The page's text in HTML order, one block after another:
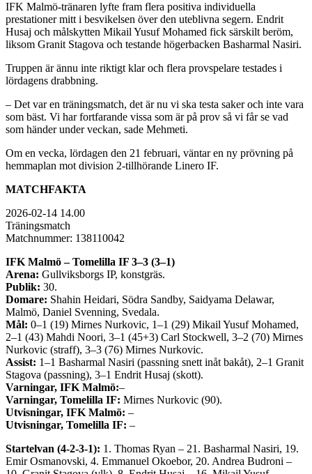
IFK Malmö-tränaren lyfte fram flera positiva individuella
prestationer mitt i besvikelsen över den uteblivna segern. Endrit
Husaj och målskytten Mikail Yusuf Mohamed fick särskilt beröm,
liksom Granit Stagova och testande högerbacken Basharmal Nasiri.
Truppen är ännu inte riktigt klar och flera provspelare testades i
lördagens drabbning.
– Det var en träningsmatch, det är nu vi ska testa saker och inte vara
som bäst. Vi har fortfarande vissa som är på prov så vi får se vad
som händer under veckan, sade Mehmeti.
Om en vecka, lördagen den 21 februari, väntar en ny prövning på
hemmaplan mot division 2-tillhörande Linero IF.
MATCHFAKTA
2026-02-14 14.00
Träningsmatch
Matchnummer: 138110042
IFK Malmö– Tomelilla IF 3–3 (3–1)
Arena: Gullviksborgs IP, konstgräs.
Publik: 30.
Domare: Shahin Heidari, Södra Sandby, Saidyama Delawar,
Malmö, Daniel Svenning, Svedala.
Mål: 0–1 (19) Mirnes Nurkovic, 1–1 (29) Mikail Yusuf Mohamed,
2–1 (43) Mahdi Noori, 3–1 (45+3) Carl Stockwell, 3–2 (70) Mirnes
Nurkovic (straff), 3–3 (76) Mirnes Nurkovic.
Assist: 1–1 Basharmal Nasiri (passning snett inåt bakåt), 2–1 Granit
Stagova (passning), 3–1 Endrit Husaj (skott).
Varningar, IFK Malmö:–
Varningar, Tomelilla IF: Mirnes Nurkovic (90).
Utvisningar, IFK Malmö: –
Utvisningar, Tomelilla IF: –
Startelvan (4-2-3-1): 1. Thomas Ryan – 21. Basharmal Nasiri, 19.
Emir Osmanovski, 4. Emmanuel Okoebor, 20. Andrea Budroni –